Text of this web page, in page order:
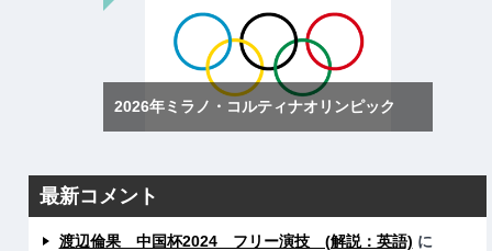
2026年ミラノ・コルティナオリンピック
最新コメント
渡辺倫果 中国杯2024 フリー演技 (解説：英語) に